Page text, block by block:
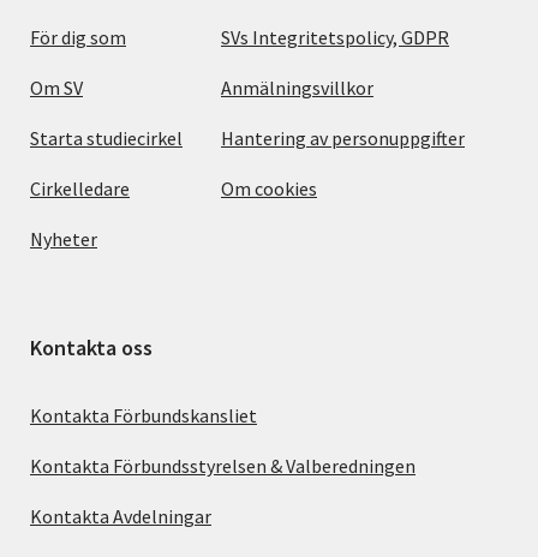
För dig som
Om SV
Starta studiecirkel
Cirkelledare
Nyheter
SVs Integritetspolicy, GDPR
Anmälningsvillkor
Hantering av personuppgifter
Om cookies
Kontakta oss
Kontakta Förbundskansliet
Kontakta Förbundsstyrelsen & Valberedningen
Kontakta Avdelningar